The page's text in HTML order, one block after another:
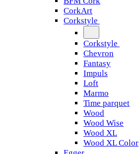
CorkArt
Corkstyle
Corkstyle
Chevron
Fantasy
Impuls
Loft
Marmo
Time parquet
Wood
Wood Wise
Wood XL
Wood XL Color